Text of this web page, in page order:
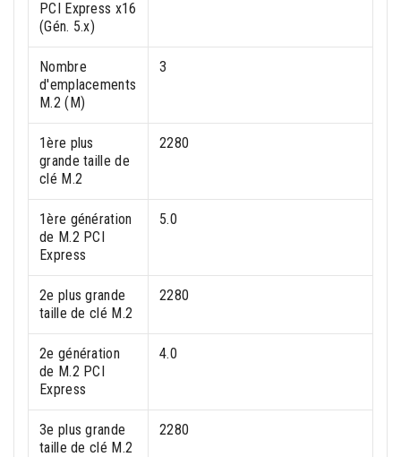
PCI Express x16
(Gén. 5.x)
Nombre
d'emplacements
M.2 (M)
3
1ère plus
grande taille de
clé M.2
2280
1ère génération
de M.2 PCI
Express
5.0
2e plus grande
taille de clé M.2
2280
2e génération
de M.2 PCI
Express
4.0
3e plus grande
taille de clé M.2
2280